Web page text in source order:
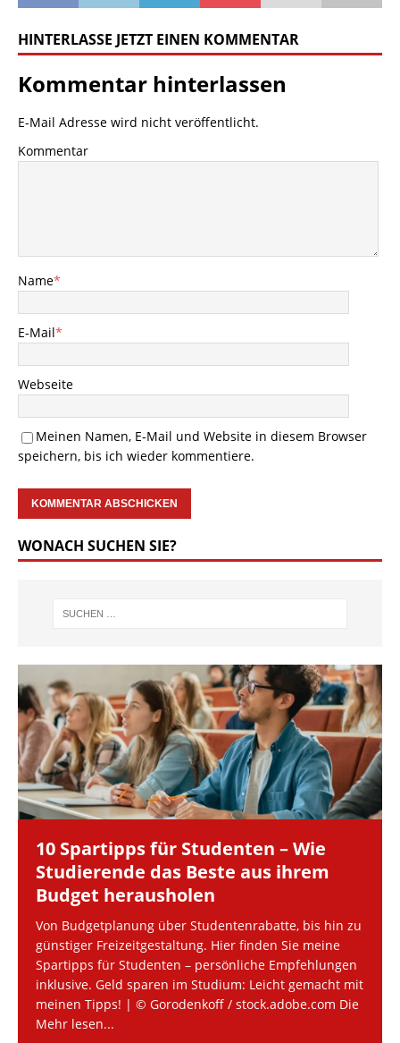
HINTERLASSE JETZT EINEN KOMMENTAR
Kommentar hinterlassen
E-Mail Adresse wird nicht veröffentlicht.
Kommentar
Name*
E-Mail*
Webseite
Meinen Namen, E-Mail und Website in diesem Browser
speichern, bis ich wieder kommentiere.
WONACH SUCHEN SIE?
10 Spartipps für Studenten – Wie
Studierende das Beste aus ihrem
Budget herausholen
Von Budgetplanung über Studentenrabatte, bis hin zu
günstiger Freizeitgestaltung. Hier finden Sie meine
Spartipps für Studenten – persönliche Empfehlungen
inklusive. Geld sparen im Studium: Leicht gemacht mit
meinen Tipps! | © Gorodenkoff / stock.adobe.com Die
Mehr lesen...